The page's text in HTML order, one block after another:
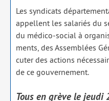
Les syn­di­cats
appellent les sala­riés du
du médi­co-social à
ments, des Assemblées
cu­ter des actions
de ce gou­ver­ne­ment.
Tous en grève le jeudi